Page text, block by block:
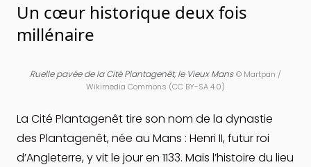
Un cœur historique deux fois
millénaire
Ruelle pavée de la Cité Plantagenêt, le Vieux Mans © Martpan /
Wikimedia Commons (CC BY-SA 4.0)
La Cité Plantagenêt tire son nom de la dynastie
des Plantagenêt, née au Mans : Henri II, futur roi
d’Angleterre, y vit le jour en 1133. Mais l’histoire du lieu